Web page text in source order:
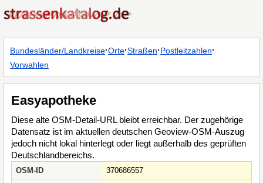
Bundesländer/Landkreise·Orte·Straßen·Postleitzahlen·
Vorwahlen
Easyapotheke
Diese alte OSM-Detail-URL bleibt erreichbar. Der zugehörige
Datensatz ist im aktuellen deutschen Geoview-OSM-Auszug
jedoch nicht lokal hinterlegt oder liegt außerhalb des geprüften
Deutschlandbereichs.
OSM-ID
370686557